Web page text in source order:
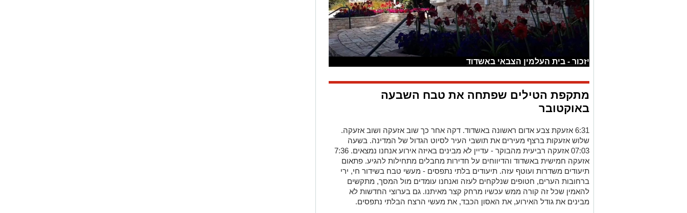
יזכור - בית העלמין הצבאי באשדוד
מתקפת הטילים שפתחה את טבח השבעה
באוקטובר
6:31 אזעקת צבע אדום ראשונה באשדוד. דקה אחר כך שוב אזעקה ושוב אזעקה.
שלוש אזעקות ברצף מעירים את תושבי העיר לסיוט הגדול של המדינה. בשעה
07:03 אזעקה רביעית מהבוקר - עדיין לא מבינים באיזה אירוע אנחנו נמצאים. 7:36
אזעקה חמישית באשדוד והדיווחים על חדירות מחבלים מתחילות להגיע. פתאום
תיעודים משדרות ועוטף עזה. תיעודים בלתי נתפסים - מעשי טבח בשידור חי, ירי
ברחובות הערים, חטופים שנלקחים לעזה ואנחנו עומדים מול המסך, מתקשים
להאמין שכל זה קורה ממש עכשיו מרחק קצר מאיתנו. גם בערוצי החדשות לא
מבינים את גודל האירוע, את האסון הכבד, את מעשי הרצח הבלתי נתפסים.